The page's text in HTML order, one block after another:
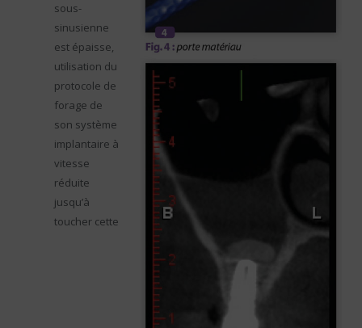
sous-
sinusienne
est épaisse,
utilisation du
protocole de
forage de
son système
implantaire à
vitesse
réduite
jusqu’à
toucher cette